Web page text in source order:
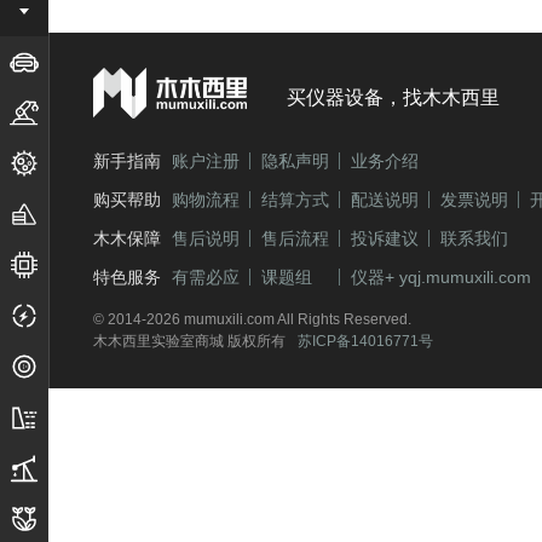
机器自动化
生物医学工程
半导体/微纳制造
电子测量
买仪器设备，找木木西里
新手指南 账户注册 隐私声明
业务介绍
购买帮助
购物流程 结算方式 配送说明 发票说明
木木保障 售后说明 售后流程 投诉建议
联系我们
特色服务
有需必应 课题组 仪器+ yqj.mumuxili.com
© 2014-2026 mumuxili.com All Rights Reserved.
木木西里实验室商城 版权所有
苏ICP备14016771号